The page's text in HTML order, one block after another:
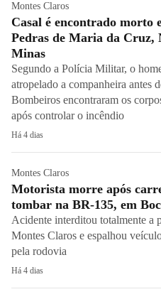
Montes Claros
Casal é encontrado morto
Pedras de Maria da Cruz,
Minas
Segundo a Polícia Militar, o
atropelado a companheira antes
Bombeiros encontraram os
após controlar o incêndio
Há 4 dias
Montes Claros
Motorista morre após
tombar na BR-135, em
Acidente interditou totalmente a
Montes Claros e espalhou
pela rodovia
Há 4 dias